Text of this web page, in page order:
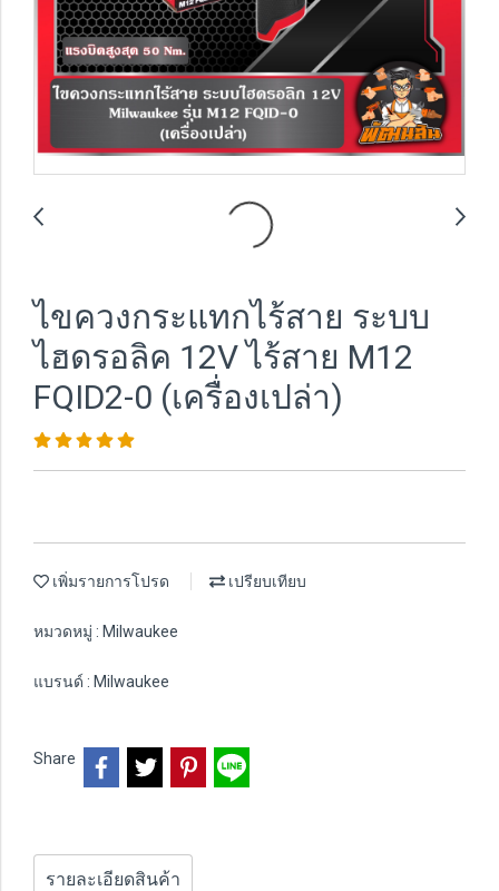
ไขควงกระแทกไร้สาย ระบบ
ไฮดรอลิค 12V ไร้สาย M12
FQID2-0 (เครื่องเปล่า)
เพิ่มรายการโปรด เปรียบเทียบ
หมวดหมู่ : Milwaukee
แบรนด์ : Milwaukee
Share
รายละเอียดสินค้า